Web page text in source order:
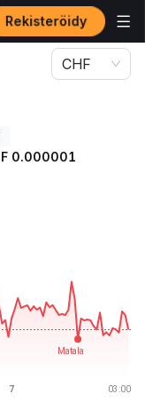
Rekisteröidy
CHF
0.000001